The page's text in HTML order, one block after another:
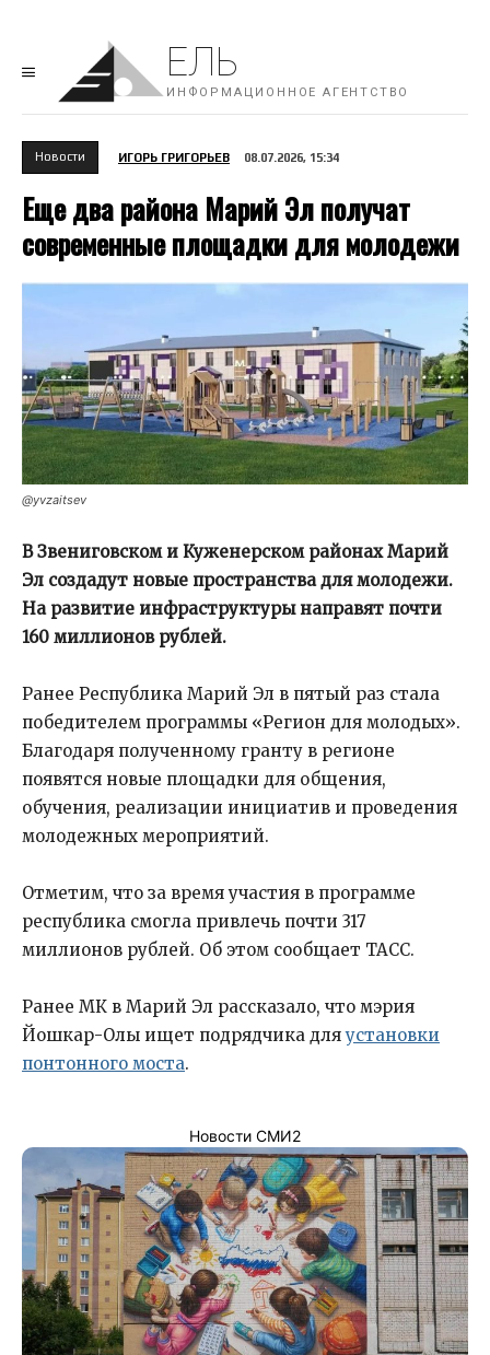
ЕЛЬ
ИНФОРМАЦИОННОЕ АГЕНТСТВО
Новости ИГОРЬ ГРИГОРЬЕВ 08.07.2026, 15:34
Еще два района Марий Эл получат
современные площадки для молодежи
@yvzaitsev
В Звениговском и Куженерском районах Марий
Эл создадут новые пространства для молодежи.
На развитие инфраструктуры направят почти
160 миллионов рублей.
Ранее Республика Марий Эл в пятый раз стала
победителем программы «Регион для молодых».
Благодаря полученному гранту в регионе
появятся новые площадки для общения,
обучения, реализации инициатив и проведения
молодежных мероприятий.
Отметим, что за время участия в программе
республика смогла привлечь почти 317
миллионов рублей. Об этом сообщает ТАСС.
Ранее МК в Марий Эл рассказало, что мэрия
Йошкар-Олы ищет подрядчика дляустановки
понтонного моста.
Новости СМИ2